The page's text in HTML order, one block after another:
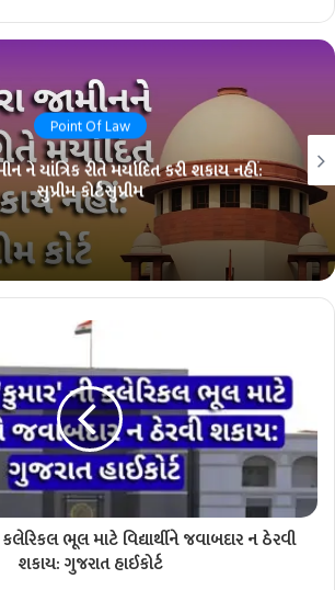
Point Of Law
ને યાંત્રિક રીતે મર્યાદિત કરી શકાય નહીં:
સુપ્રીમ કોર્ટ​સુપ્રીમ
ભૂલ માટે વિદ્યાર્થીને જવાબદાર ન ઠેરવી
શકાય: ગુજરાત હાઈકોર્ટ